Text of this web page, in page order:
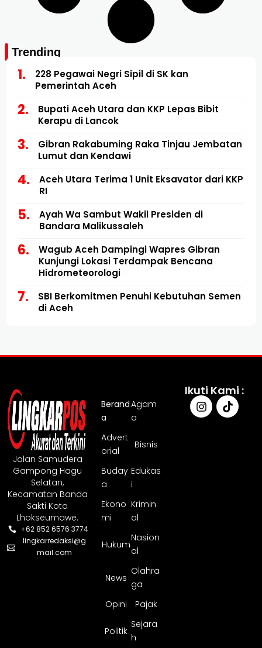
Trending
228 Pegawai Negri Sipil di SK kan
Pemerintah Aceh
Bupati Aceh Utara dan KKP Lepas Bibit
Kerapu di Lancok
Gibran Rakabuming Raka Tinjau Jembatan
Lumut dan Kendawi
Aceh Utara Terima 1 Unit Eksavator dari KKP
RI
Ayah Wa Sambut Wakil Presiden di
Bandara Malikussaleh
Wagub Aceh Dampingi Wapres Gibran
Kunjungi Lokasi Terdampak Bencana
Hidrometeorologi
SBI Berkomitmen Penuhi Kebutuhan Semen
di Aceh
Jalan Samudera
Gampong Hagu
Selatan,
Kecamatan Banda
Sakti Kota
Lhokseumawe.
+62 852 6576 3774
lingkarredaksi@g
mail.com
Berand
a
Agam
a
Advert
orial
Bisnis
Buday
a
Edukas
i
Ekono
mi
Krimin
al
Hukum
Nasion
al
News
Olahra
ga
Opini
Pajak
Politik
Sejara
h
Ikuti Kami :